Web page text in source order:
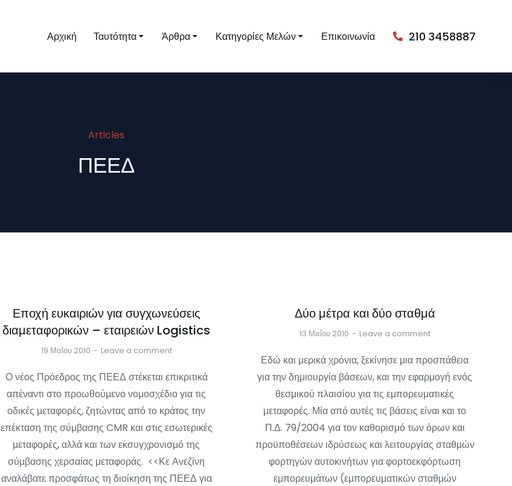
Αρχική Ταυτότητα Άρθρα Κατηγορίες Μελών Επικοινωνία 210 3458887
Articles
ΠΕΕΔ
Εποχή ευκαιριών για συγχωνεύσεις
διαμεταφορικών – εταιρειών Logistics
19 Μαΐου 2010 Leave a comment
Ο νέος Πρόεδρος της ΠΕΕΔ στέκεται επικριτικά
απέναντι στο προωθούμενο νομοσχέδιο για τις
οδικές μεταφορές, ζητώντας από το κράτος την
επέκταση της σύμβασης CMR και στις εσωτερικές
μεταφορές, αλλά και των εκσυγχρονισμό της
σύμβασης χερσαίας μεταφοράς. <<Κε Ανεζίνη
αναλάβατε προσφάτως τη διοίκηση της ΠΕΕΔ για
Δύο μέτρα και δύο σταθμά
13 Μαΐου 2010 Leave a comment
Εδώ και μερικά χρόνια, ξεκίνησε μια προσπάθεια
για την δημιουργία βάσεων, και την εφαρμογή ενός
θεσμικού πλαισίου για τις εμπορευματικές
μεταφορές. Μία από αυτές τις βάσεις είναι και το
Π.Δ. 79/2004 για τον καθορισμό των όρων και
προϋποθέσεων ιδρύσεως και λειτουργίας σταθμών
φορτηγών αυτοκινήτων για φορτοεκφόρτωση
εμπορευμάτων (εμπορευματικών σταθμών